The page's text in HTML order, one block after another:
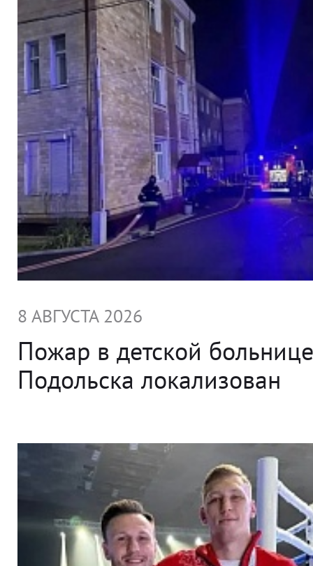
8 АВГУСТА 2026
Пожар в детской больнице
Подольска локализован